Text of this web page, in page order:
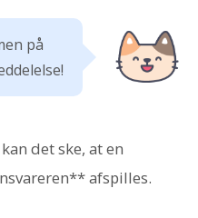
på
det ske, at en
afspilles.